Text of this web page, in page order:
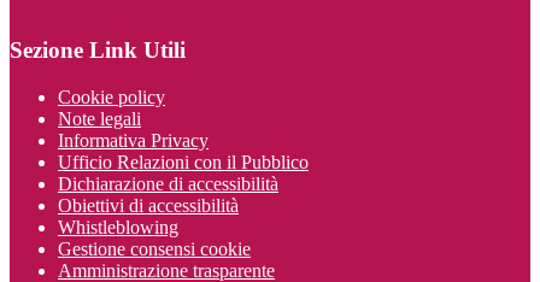
Sezione Link Utili
Cookie policy
Note legali
Informativa Privacy
Ufficio Relazioni con il Pubblico
Dichiarazione di accessibilità
Obiettivi di accessibilità
Whistleblowing
Gestione consensi cookie
Amministrazione trasparente